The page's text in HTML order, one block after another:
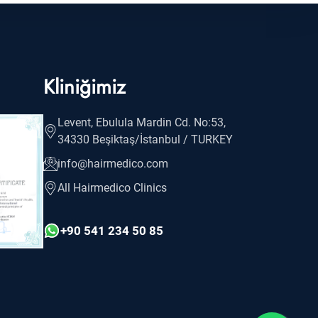
Kliniğimiz
Levent, Ebulula Mardin Cd. No:53,
34330 Beşiktaş/İstanbul / TURKEY
info@hairmedico.com
All Hairmedico Clinics
+90 541 234 50 85